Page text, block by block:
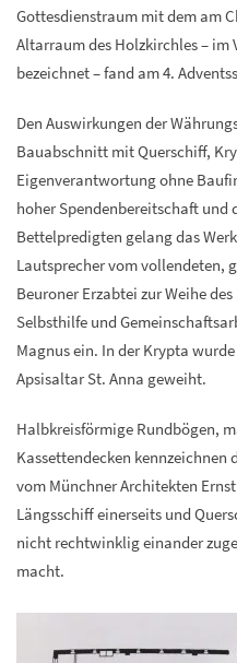
Gottesdienstraum mit dem am
Altarraum des Holzkirchles – im
bezeichnet – fand am 4.
Den Auswirkungen der
Bauabschnitt mit Querschiff,
Eigenverantwortung ohne
hoher Spendenbereitschaft und
Bettelpredigten gelang das
Lautsprecher vom vollendeten,
Beuroner Erzabtei zur Weihe
Selbsthilfe und
Magnus ein. In der Krypta
Apsisaltar St. Anna geweiht.
Halbkreisförmige Rundbögen,
Kassettendecken
vom Münchner Architekten
Längsschiff einerseits und
nicht rechtwinklig einander
macht.